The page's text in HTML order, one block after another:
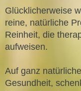
Glücklicherweise
reine, natürliche
Reinheit, die
aufweisen.​
Auf ganz
Gesundheit,